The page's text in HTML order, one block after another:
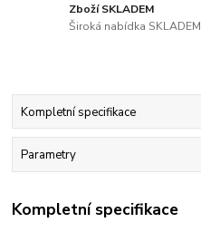
Zboží SKLADEM
Široká nabídka SKLADEM
Kompletní specifikace
Parametry
Kompletní specifikace